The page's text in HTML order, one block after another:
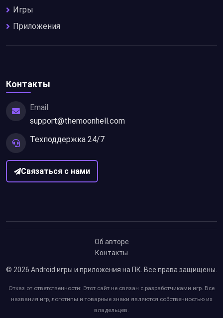
Игры
Приложения
Контакты
Email:
support@themoonhell.com
Техподдержка 24/7
Связаться с нами
Об авторе
Контакты
© 2026 Android игры и приложения на ПК . Все права защищены.
Отказ от ответственности: Этот сайт не связан с разработчиками игр. Все
названия игр, логотипы и товарные знаки являются собственностью их
владельцев.